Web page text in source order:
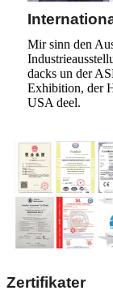
Mir sinn den
dacks un der
Exhibition, der
USA deel.
Zertifikater